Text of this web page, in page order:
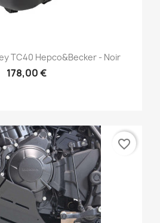
TC40 Hepco&Becker - Noir
178,00 €
favorite_border